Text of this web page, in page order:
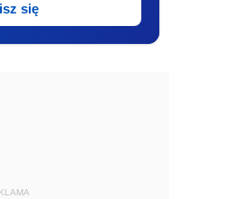
się